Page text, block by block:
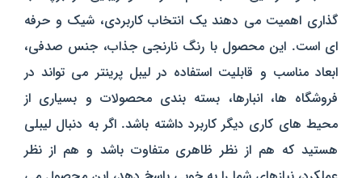
گذاری اهمیت می‌ دهندیک انتخاب کاربردی، شیک و حرفه‌
ای است. این محصول با رنگ نارنجی جذاب، جنس صدفی،
ابعاد مناسب و قابلیت استفاده در لیبل‌ پرینتر می‌ تواند در
فروشگاه‌ ها، انبارها، بسته‌ بندی محصولات و بسیاری از
محیط‌ های کاری دیگر کاربرد داشته باشد.اگر به دنبال لیبلی
هستید که هم از نظر ظاهری متفاوت باشد و هم از نظر